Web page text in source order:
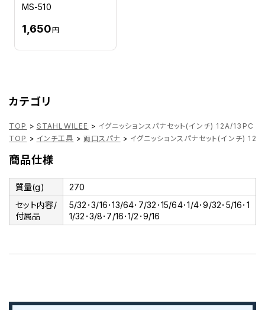
MS-510
1,650円
カテゴリ
TOP > STAHLWILEE > イグニッションスパナセット(インチ) 12A/13PC
TOP > インチ工具 > 両口スパナ > イグニッションスパナセット(インチ)
商品仕様
質量(g)
270
セット内容/
付属品
5/32･3/16･13/64･7/32･15/64･1/4･9/32･5/16･1
1/32･3/8･7/16･1/2･9/16